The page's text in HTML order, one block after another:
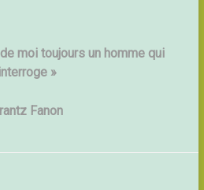
moi toujours un homme qui
»
Fanon